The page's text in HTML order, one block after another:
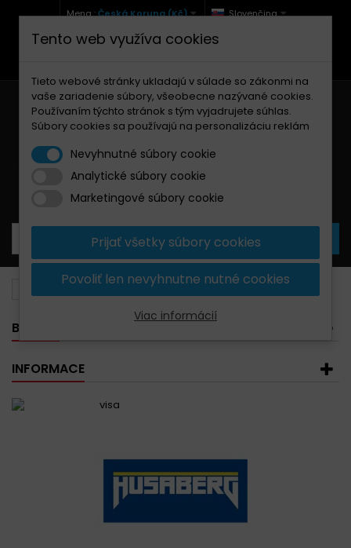
Mena :Česká Koruna (Kč) Slovenčina
+420 771 127 977 (Po-Pá, 9-12 a 13-17)
Košík0Produkty
BANNER
INFORMACE
Tento web využíva cookies
Tieto webové stránky ukladajú v súlade so zákonmi na
vaše zariadenie súbory, všeobecne nazývané cookies.
Používaním týchto stránok s tým vyjadrujete súhlas.
Súbory cookies sa používajú na personalizáciu reklám
Nevyhnutné súbory cookie
Analytické súbory cookie
Marketingové súbory cookie
Prijať všetky súbory cookies
Povoliť len nevyhnutne nutné cookies
Viac informácií